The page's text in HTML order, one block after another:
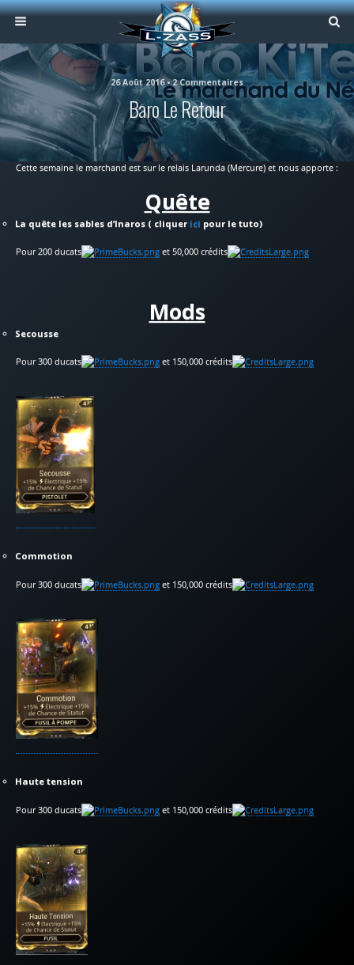
26 Août 2016 • 2 Commentaires
Baro Le Retour
Cette semaine le marchand est sur le relais Larunda (Mercure) et nous apporte :
Quête
La quête les sables d’Inaros ( cliquer ici pour le tuto)
Pour 200 ducats et 50,000 crédits
Mods
Secousse
Pour 300 ducats et 150,000 crédits
Commotion
Pour 300 ducats et 150,000 crédits
Haute tension
Pour 300 ducats et 150,000 crédits